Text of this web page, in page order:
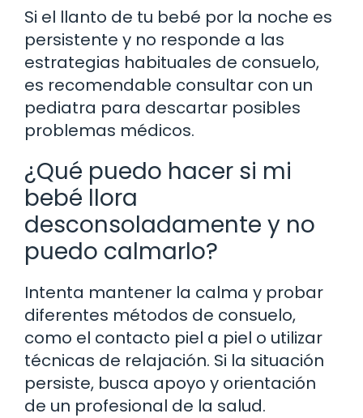
Si el llanto de tu bebé por la noche es
persistente y no responde a las
estrategias habituales de consuelo,
es recomendable consultar con un
pediatra para descartar posibles
problemas médicos.
¿Qué puedo hacer si mi
bebé llora
desconsoladamente y no
puedo calmarlo?
Intenta mantener la calma y probar
diferentes métodos de consuelo,
como el contacto piel a piel o utilizar
técnicas de relajación. Si la situación
persiste, busca apoyo y orientación
de un profesional de la salud.